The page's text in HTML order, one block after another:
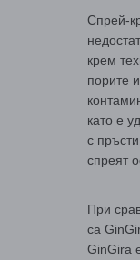
Спрей-
крем
порите
като е
с
спреят
При
са
GinGira